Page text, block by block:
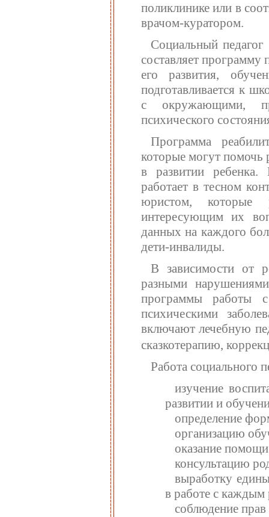
поликлинике или в
врачом-куратором.
Социальный
составляет
его развития,
подготавливается к
с окружающими,
психического
Программа
которые могут помочь
в развитии ребенка.
работает в тесном
юристом, которые
интересующим их
данных на каждого
дети-инвалиды.
В зависимости от
разными
программы работы
психическими
включают лечебную
сказкотерапию,
Работа социального
изучение
развитии и
определение
организацию
оказание
консультацию
выработку
в работе с каждым
соблюдение прав